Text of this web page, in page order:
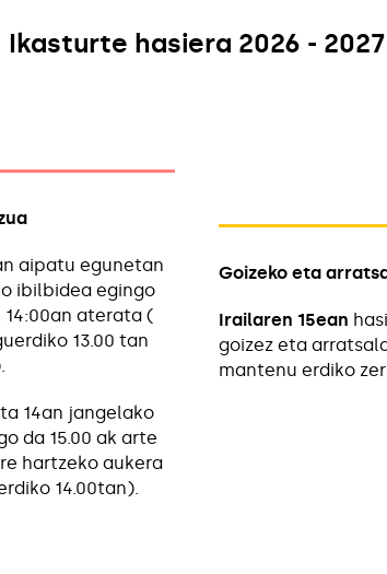
Ikasturte hasiera 2026 - 2027
aipatu egunetan
ibilbidea egingo
aterata (
13.00 tan
14an jangelako
da 15.00 ak arte
hartzeko aukera
14.00tan).
Goizeko eta
Irailaren 15ean
goizez eta
mantenu erdiko